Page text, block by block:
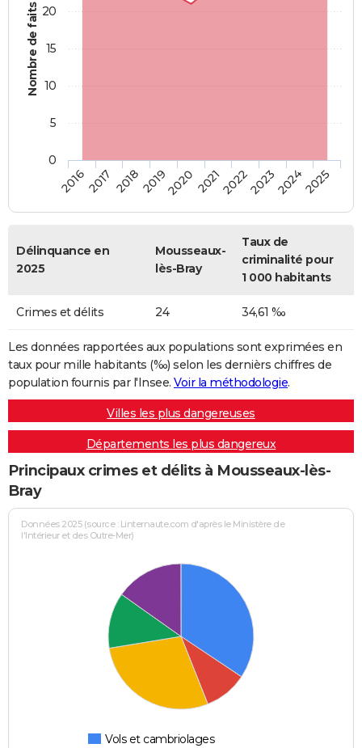
Nombre de faits
20162017 20182019202020212022202320242025
0
5
10
15
20
Délinquance en
2025
Mousseaux-
lès-Bray
Taux de
criminalité pour
1 000 habitants
Crimes et délits 24 34,61 ‰
Les données rapportées aux populations sont exprimées en
taux pour mille habitants (‰) selon les dernièrs chiffres de
population fournis par l'Insee. Voir la méthodologie.
Villes les plus dangereuses
Départements les plus dangereux
Principaux crimes et délits à Mousseaux-lès-
Bray
Données 2025 (source : Linternaute.com d'après le Ministère de
l'Intérieur et des Outre-Mer)
Vols et cambriolages